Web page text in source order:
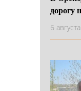
дорогу
6 августа